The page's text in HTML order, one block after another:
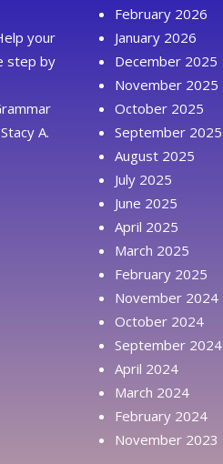
your
step by
A.
February 2026
January 2026
December 2025
November 2025
October 2025
September 2025
August 2025
July 2025
June 2025
April 2025
March 2025
February 2025
November 2024
October 2024
September 2024
April 2024
March 2024
February 2024
November 2023